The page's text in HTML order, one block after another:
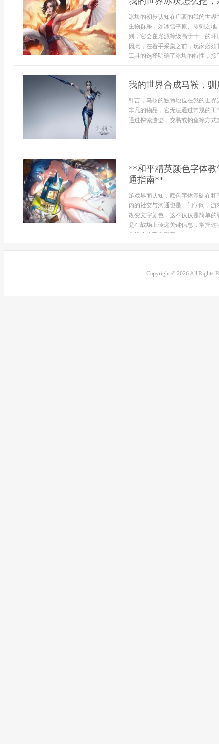
冰块的初步认知在广袤的我的世
生物群系，如冰雪平原、冰刺之
则，它会在光源等级高于十一的
因此，在着手采集之前，玩家必
工具的选择明确了冰块的特性，接
我的世界合成马鞍，
引言，马鞍的独特地位在我的世
非凡的物品，它无法通过常规的
通过探索遗迹，交易或钓鱼等方式
**和平精英颜色字体
通指南**
游戏界面认知，颜色字体基础在
内的社交与沟通也是一门学问，
改变文字颜色，这不仅仅是简单
是在战场上传递关键信息，掌握
体操作步骤实现颜...
Copyright © 2026 All Rights